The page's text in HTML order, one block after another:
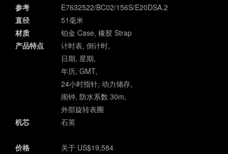
参考
E7632522/BC02/156S/E20DSA.2
直径
51毫米
材质
铂金 Case, 橡胶 Strap
产品特点
计时表, 倒计时,
日期, 星期,
年历, GMT,
24小时指针, 动力储存,
闹钟, 防水系数 30m,
外部旋转表圈
机芯
石英
价格
关于 US$19,584